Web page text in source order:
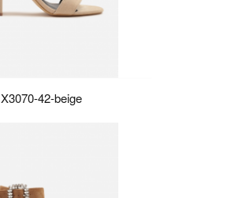
X3070-42-beige